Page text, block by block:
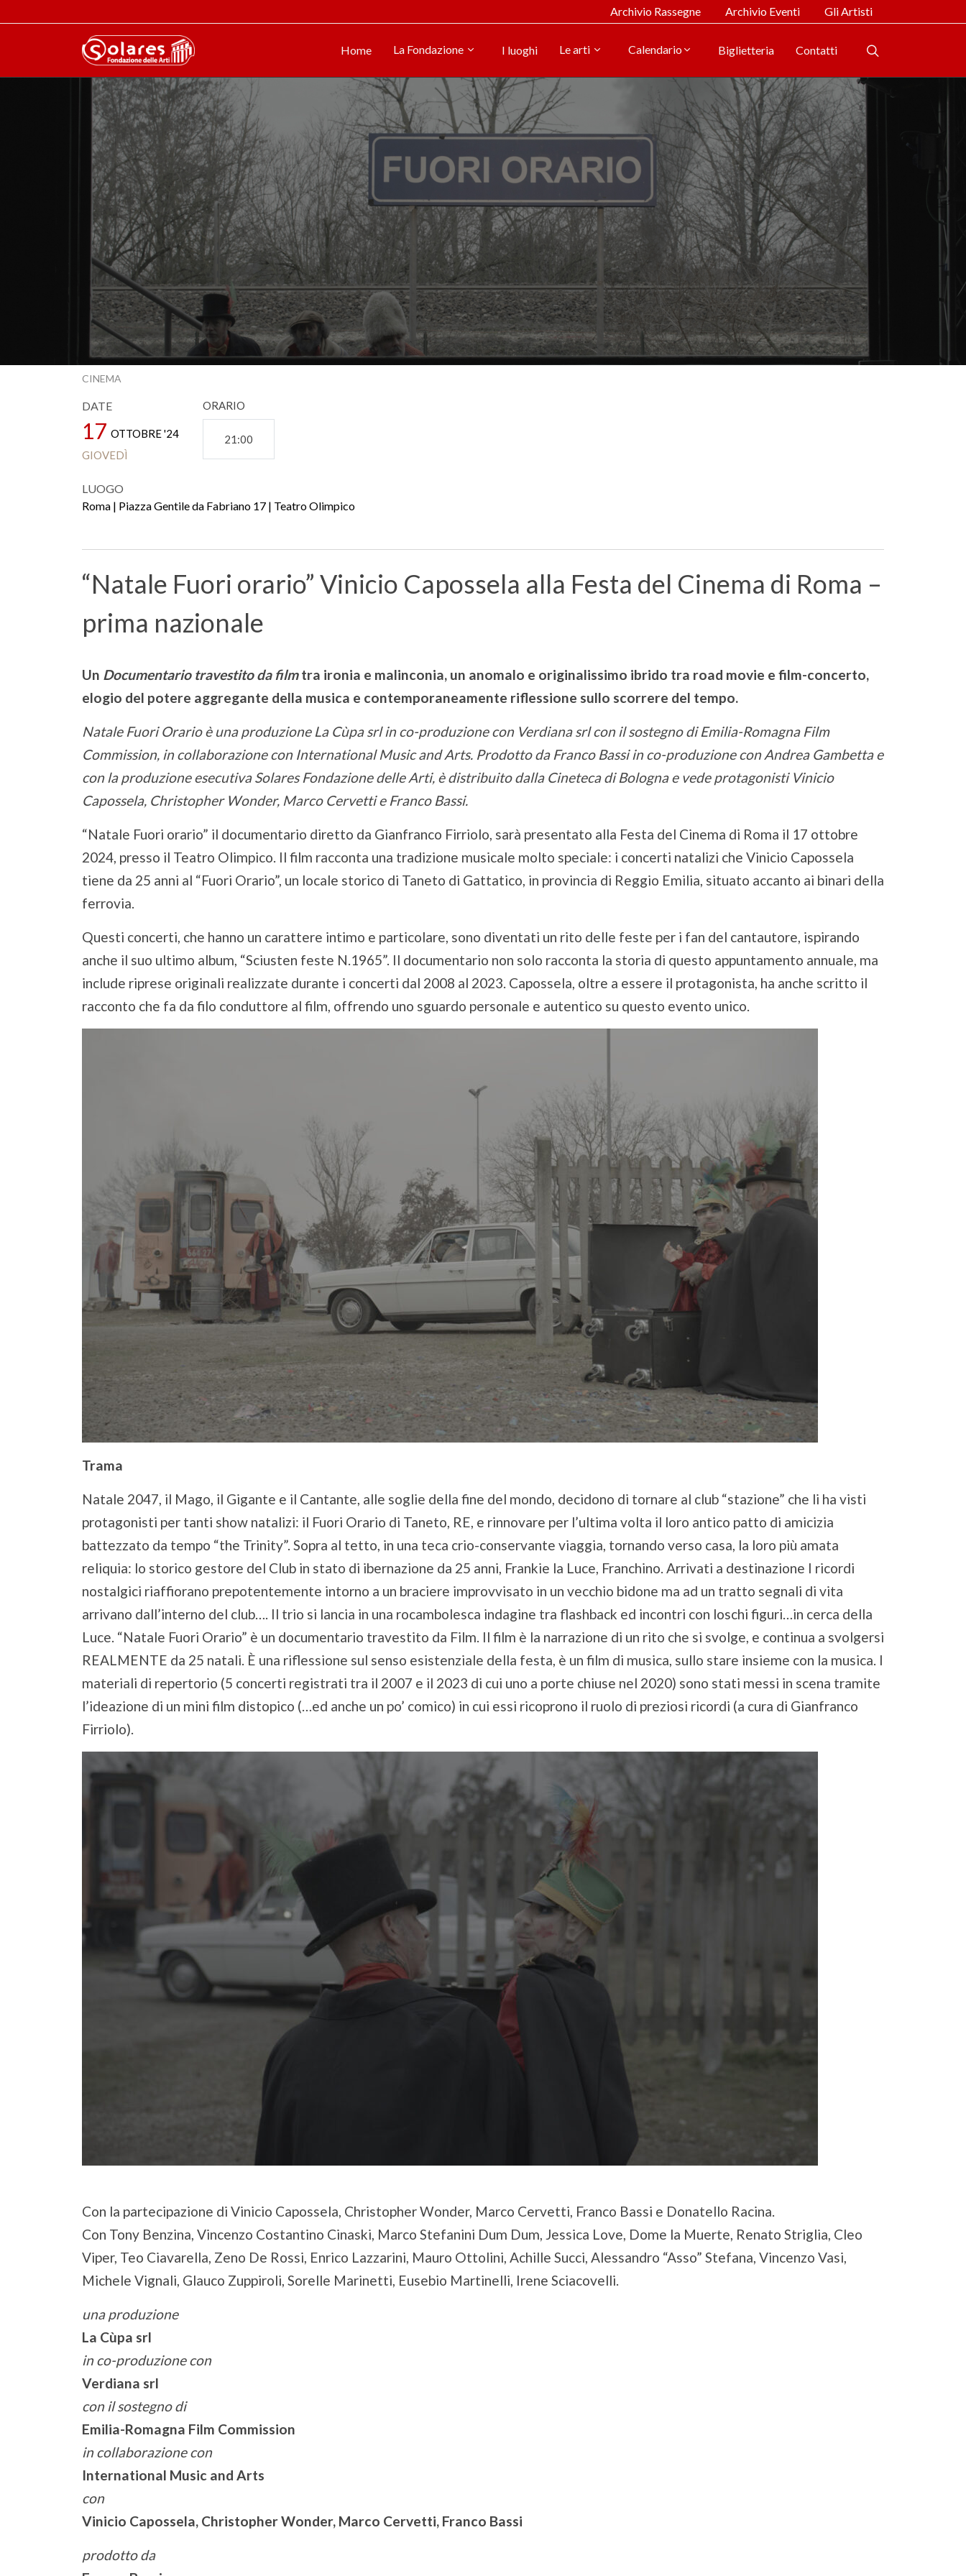
Archivio Rassegne Archivio Eventi Gli Artisti
Home La Fondazione I luoghi Le arti Calendario Biglietteria Contatti
CINEMA
DATE
17 OTTOBRE '24
GIOVEDÌ
LUOGO
Roma | Piazza Gentile da Fabriano 17 | Teatro Olimpico
ORARIO
21:00
“Natale Fuori orario” Vinicio Capossela alla Festa del Cinema di Roma –
prima nazionale
Un Documentario travestito da filmtra ironia e malinconia, un anomalo e originalissimo ibrido tra road movie e film-concerto,
elogio del potere aggregante della musica e contemporaneamente riflessione sullo scorrere del tempo.
Natale Fuori Orario è una produzione La Cùpa srl in co-produzione con Verdiana srl con il sostegno di Emilia-Romagna Film
Commission, in collaborazione con International Music and Arts. Prodotto da Franco Bassi in co-produzione con Andrea Gambetta e
con la produzione esecutiva Solares Fondazione delle Arti, è distribuito dalla Cineteca di Bologna e vede protagonisti Vinicio
Capossela, Christopher Wonder, Marco Cervetti e Franco Bassi.
“Natale Fuori orario” il documentario diretto da Gianfranco Firriolo, sarà presentato alla Festa del Cinema di Roma il 17 ottobre
2024, presso il Teatro Olimpico. Il film racconta una tradizione musicale molto speciale: i concerti natalizi che Vinicio Capossela
tiene da 25 anni al “Fuori Orario”, un locale storico di Taneto di Gattatico, in provincia di Reggio Emilia, situato accanto ai binari della
ferrovia.
Questi concerti, che hanno un carattere intimo e particolare, sono diventati un rito delle feste per i fan del cantautore, ispirando
anche il suo ultimo album, “Sciusten feste N.1965”. Il documentario non solo racconta la storia di questo appuntamento annuale, ma
include riprese originali realizzate durante i concerti dal 2008 al 2023. Capossela, oltre a essere il protagonista, ha anche scritto il
racconto che fa da filo conduttore al film, offrendo uno sguardo personale e autentico su questo evento unico.
Trama
Natale 2047, il Mago, il Gigante e il Cantante, alle soglie della fine del mondo, decidono di tornare al club “stazione” che li ha visti
protagonisti per tanti show natalizi: il Fuori Orario di Taneto, RE, e rinnovare per l’ultima volta il loro antico patto di amicizia
battezzato da tempo “the Trinity”. Sopra al tetto, in una teca crio-conservante viaggia, tornando verso casa, la loro più amata
reliquia: lo storico gestore del Club in stato di ibernazione da 25 anni, Frankie la Luce, Franchino. Arrivati a destinazione I ricordi
nostalgici riaffiorano prepotentemente intorno a un braciere improvvisato in un vecchio bidone ma ad un tratto segnali di vita
arrivano dall’interno del club…. Il trio si lancia in una rocambolesca indagine tra flashback ed incontri con loschi figuri…in cerca della
Luce. “Natale Fuori Orario” è un documentario travestito da Film. Il film è la narrazione di un rito che si svolge, e continua a svolgersi
REALMENTE da 25 natali. È una riflessione sul senso esistenziale della festa, è un film di musica, sullo stare insieme con la musica. I
materiali di repertorio (5 concerti registrati tra il 2007 e il 2023 di cui uno a porte chiuse nel 2020) sono stati messi in scena tramite
l’ideazione di un mini film distopico (…ed anche un po’ comico) in cui essi ricoprono il ruolo di preziosi ricordi (a cura di Gianfranco
Firriolo).
Con la partecipazione di Vinicio Capossela, Christopher Wonder, Marco Cervetti, Franco Bassi e Donatello Racina.
Con Tony Benzina, Vincenzo Costantino Cinaski, Marco Stefanini Dum Dum, Jessica Love, Dome la Muerte, Renato Striglia, Cleo
Viper, Teo Ciavarella, Zeno De Rossi, Enrico Lazzarini, Mauro Ottolini, Achille Succi, Alessandro “Asso” Stefana, Vincenzo Vasi,
Michele Vignali, Glauco Zuppiroli, Sorelle Marinetti, Eusebio Martinelli, Irene Sciacovelli.
una produzione
La Cùpa srl
in co-produzione con
Verdiana srl
con il sostegno di
Emilia-Romagna Film Commission
in collaborazione con
International Music and Arts
con
Vinicio Capossela, Christopher Wonder, Marco Cervetti, Franco Bassi
prodotto da